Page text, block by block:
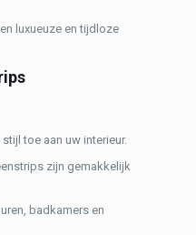
luxueuze en tijdloze
toe aan uw interieur.
zijn gemakkelijk
badkamers en